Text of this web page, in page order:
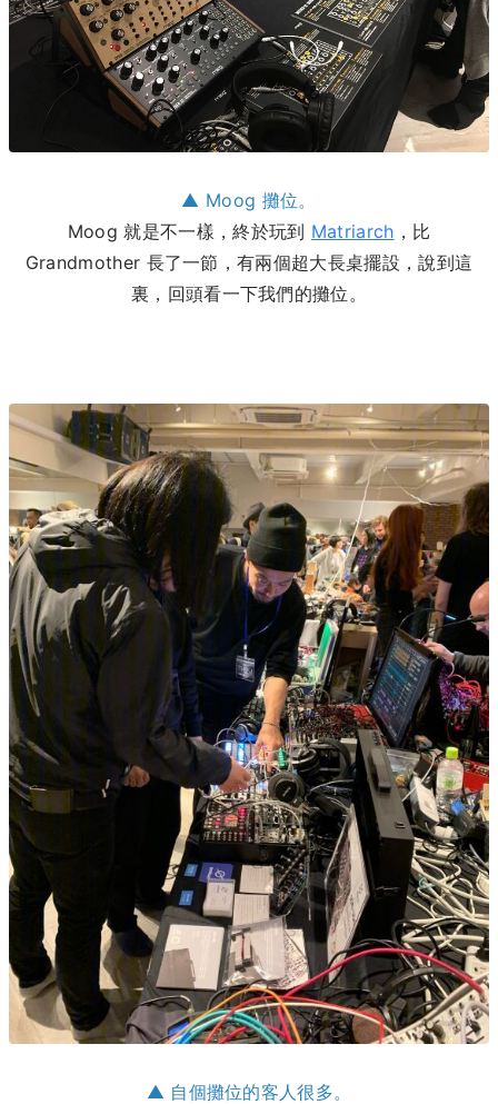
▲ Moog 攤位。
Moog 就是不一樣，終於玩到 Matriarch ，比
Grandmother 長了一節，有兩個超大長桌擺設，說到這
裏，回頭看一下我們的攤位。
▲ 自個攤位的客人很多。